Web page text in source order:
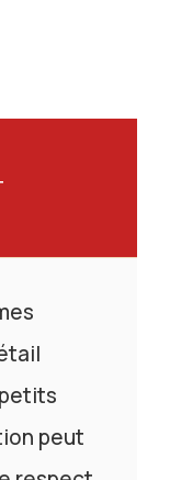
peut